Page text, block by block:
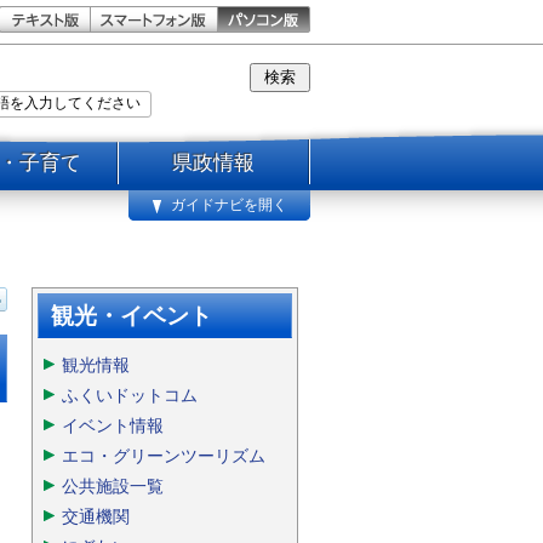
子育て 県政情報
ガイドナビを開く
観光・イベント
観光情報
ふくいドットコム
イベント情報
エコ・グリーンツーリズム
公共施設一覧
交通機関